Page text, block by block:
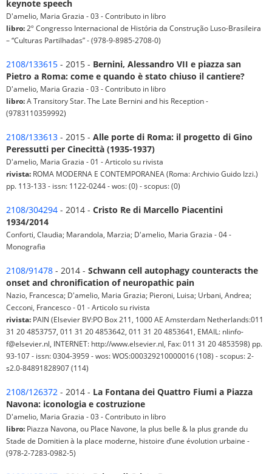
keynote speech
D'amelio, Maria Grazia - 03 - Contributo in libro
libro: 2º Congresso Internacional de História da Construção Luso-Brasileira
– “Culturas Partilhadas” - (978-9-8985-2708-0)
2108/133615 - 2015 - Bernini, Alessandro VII e piazza san
Pietro a Roma: come e quando è stato chiuso il cantiere?
D'amelio, Maria Grazia - 03 - Contributo in libro
libro:A Transitory Star. The Late Bernini and his Reception -
(9783110359992)
2108/133613 - 2015 - Alle porte di Roma: il progetto di Gino
Peressutti per Cinecittà (1935-1937)
D'amelio, Maria Grazia - 01 - Articolo su rivista
rivista: ROMA MODERNA E CONTEMPORANEA (Roma: Archivio Guido Izzi.)
pp. 113-133 - issn: 1122-0244 - wos: (0) - scopus: (0)
2108/304294 - 2014 - Cristo Re di Marcello Piacentini
1934/2014
Conforti, Claudia; Marandola, Marzia; D'amelio, Maria Grazia - 04 -
Monografia
2108/91478 - 2014 - Schwann cell autophagy counteracts the
onset and chronification of neuropathic pain
Nazio, Francesca; D'amelio, Maria Grazia; Pieroni, Luisa; Urbani, Andrea;
Cecconi, Francesco - 01 - Articolo su rivista
rivista: PAIN (Elsevier BV:PO Box 211, 1000 AE Amsterdam Netherlands:011
31 20 4853757, 011 31 20 4853642, 011 31 20 4853641, EMAIL: nlinfo-
f@elsevier.nl, INTERNET: http://www.elsevier.nl, Fax: 011 31 20 4853598) pp.
93-107 - issn: 0304-3959 - wos: WOS:000329210000016 (108) - scopus: 2-
s2.0-84891828907 (114)
2108/126372 - 2014 - La Fontana dei Quattro Fiumi a Piazza
Navona: iconologia e costruzione
D'amelio, Maria Grazia - 03 - Contributo in libro
libro: Piazza Navona, ou Place Navone, la plus belle & la plus grande du
Stade de Domitien à la place moderne, histoire d’une évolution urbaine -
(978-2-7283-0982-5)